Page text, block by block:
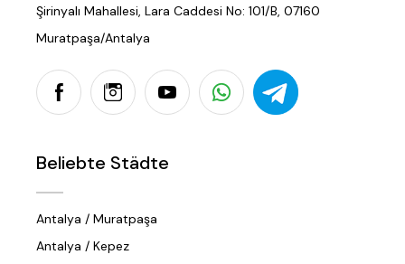
Şirinyalı Mahallesi, Lara Caddesi No: 101/B, 07160
Muratpaşa/Antalya
Beliebte Städte
Antalya / Muratpaşa
Antalya / Kepez